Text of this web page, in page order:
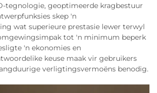
tegnologie, geoptimeerde kragbestuur
skep 'n
wat superieure prestasie lewer terwyl
tot 'n minimum beperk
'n ekonomies en
keuse maak vir gebruikers
verligtingsvermoëns benodig.